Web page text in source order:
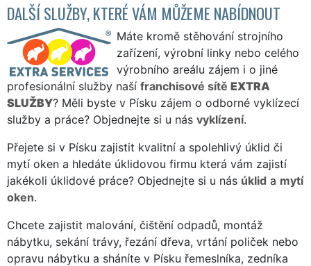
DALŠÍ SLUŽBY, KTERÉ VÁM MŮŽEME NABÍDNOUT
Máte kromě stěhování strojního
zařízení, výrobní linky nebo celého
výrobního areálu zájem i o jiné
profesionální služby naší franchisové sítě EXTRA
SLUŽBY? Měli byste v Písku zájem o odborné vyklízecí
služby a práce? Objednejte si u nás vyklízení.
Přejete si v Písku zajistit kvalitní a spolehlivý úklid či
mytí oken a hledáte úklidovou firmu která vám zajistí
jakékoli úklidové práce? Objednejte si u nás úklid a mytí
oken.
Chcete zajistit malování, čištění odpadů, montáž
nábytku, sekání trávy, řezání dřeva, vrtání poliček nebo
opravu nábytku a sháníte v Písku řemeslníka, zedníka